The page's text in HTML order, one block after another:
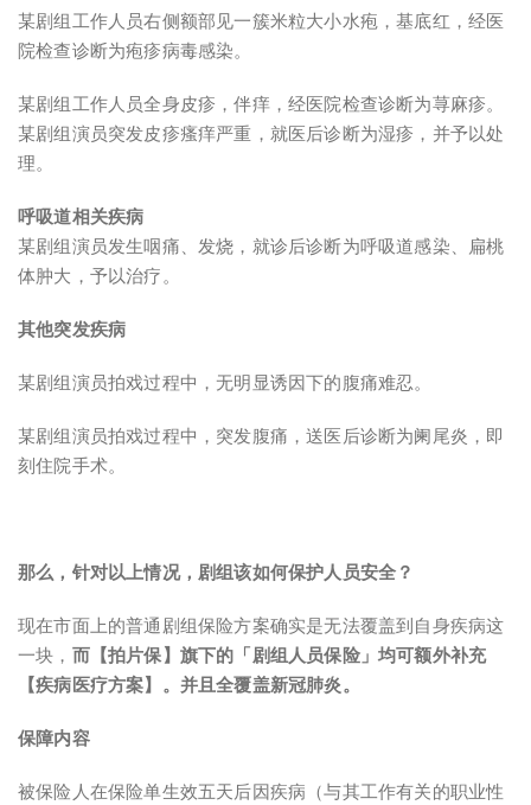
某剧组工作人员右侧额部见一簇米粒大小水疱，基底红，经医
院检查诊断为疱疹病毒感染。
某剧组工作人员全身皮疹，伴痒，经医院检查诊断为荨麻疹。
某剧组演员突发皮疹瘙痒严重，就医后诊断为湿疹，并予以处
理。
呼吸道相关疾病
某剧组演员发生咽痛、发烧，就诊后诊断为呼吸道感染、扁桃
体肿大，予以治疗。
其他突发疾病
某剧组演员拍戏过程中，无明显诱因下的腹痛难忍。
某剧组演员拍戏过程中，突发腹痛，送医后诊断为阑尾炎，即
刻住院手术。
那么，针对以上情况，剧组该如何保护人员安全？
现在市面上的普通剧组保险方案确实是无法覆盖到自身疾病这
一块， 而【拍片保】旗下的「剧组人员保险」均可额外补充
【疾病医疗方案】。并且全覆盖新冠肺炎。
保障内容
被保险人在保险单生效五天后因疾病（与其工作有关的职业性